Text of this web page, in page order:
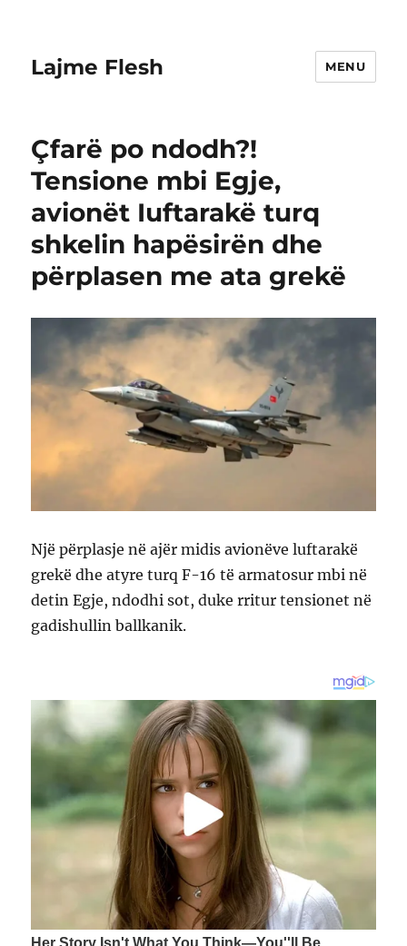
Lajme Flesh MENU
Çfarë po ndodh?!
Tensione mbi Egje,
avionët Iuftarakë turq
shkelin hapësirën dhe
përplasen me ata grekë
Një përplasje në ajër midis avionëve luftarakë
grekë dhe atyre turq F-16 të armatosur mbi në
detin Egje, ndodhi sot, duke rritur tensionet në
gadishullin ballkanik.